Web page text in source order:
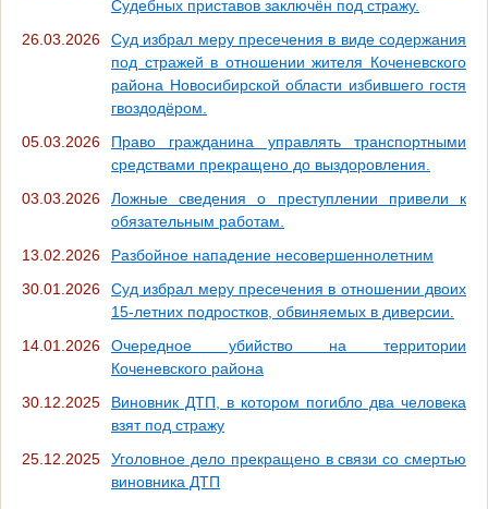
Судебных приставов заключён под стражу.
26.03.2026
Суд избрал меру пресечения в виде содержания
под стражей в отношении жителя Коченевского
района Новосибирской области избившего гостя
гвоздодёром.
05.03.2026
Право гражданина управлять транспортными
средствами прекращено до выздоровления.
03.03.2026
Ложные сведения о преступлении привели к
обязательным работам.
13.02.2026
Разбойное нападение несовершеннолетним
30.01.2026
Суд избрал меру пресечения в отношении двоих
15-летних подростков, обвиняемых в диверсии.
14.01.2026
Очередное убийство на территории
Коченевского района
30.12.2025
Виновник ДТП, в котором погибло два человека
взят под стражу
25.12.2025
Уголовное дело прекращено в связи со смертью
виновника ДТП